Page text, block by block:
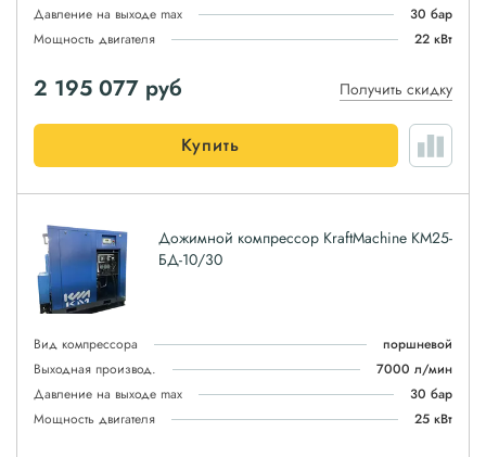
Давление на выходе max
30 бар
Мощность двигателя
22 кВт
2 195 077 руб Получить скидку
Купить
Дожимной компрессор KraftMachine КМ25-
БД-10/30
Вид компрессора
поршневой
Выходная производ.
7000 л/мин
Давление на выходе max
30 бар
Мощность двигателя
25 кВт